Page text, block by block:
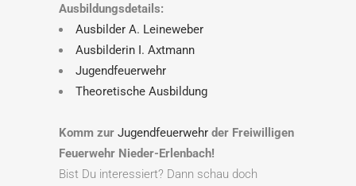
Ausbildungsdetails:
Ausbilder A. Leineweber
Ausbilderin I. Axtmann
Jugendfeuerwehr
Theoretische Ausbildung
Komm zur Jugendfeuerwehr der Freiwilligen
Feuerwehr Nieder-Erlenbach!
Bist Du interessiert? Dann schau doch